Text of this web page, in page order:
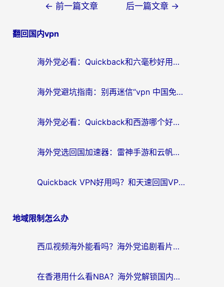
导
← 前一篇文章 后一篇文章 →
翻回国内vpn
海外党必看：Quickback和六毫秒好用吗？3步选对回国加速器，无缝刷国内剧玩游戏
海外党避坑指南：别再迷信“vpn 中国免费”，选对回国加速器才能无缝刷国内资源
海外党必看：Quickback和西游哪个好？3个维度教你选对回国加速器
海外党选回国加速器：雷神手游和云帆哪个好？附3组对比+避坑指南
Quickback VPN好用吗？和天速回国VPN对比哪个回国效果更好？海外党必看的真实体验指南
地域限制怎么办
西瓜视频海外能看吗？海外党追剧看片的终极解决方案来了
在香港用什么看NBA？海外党解锁国内体育直播的终极攻略